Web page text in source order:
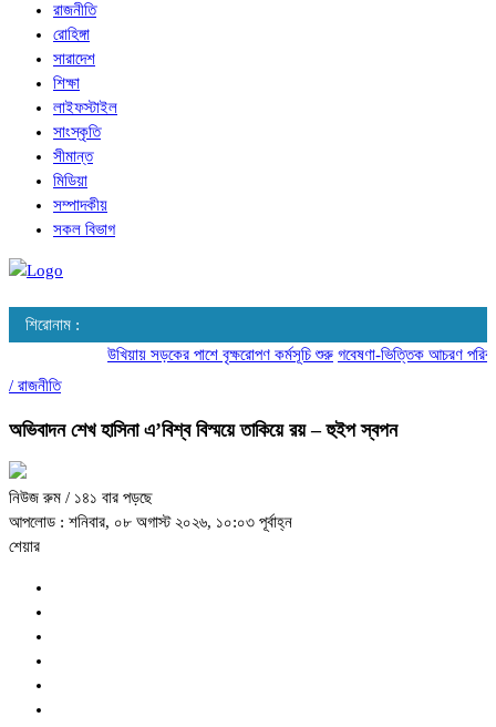
রাজনীতি
রোহিঙ্গা
সারাদেশ
শিক্ষা
লাইফস্টাইল
সাংস্কৃতি
সীমান্ত
মিডিয়া
সম্পাদকীয়
সকল বিভাগ
শিরোনাম :
উখিয়ায় সড়কের পাশে বৃক্ষরোপণ কর্মসূচি শুরু গবেষণা-ভিত্তিক আচরণ
/ রাজনীতি
অভিবাদন শেখ হাসিনা এ’বিশ্ব বিস্ময়ে তাকিয়ে রয় – হুইপ স্বপন
নিউজ রুম / ১৪১ বার পড়ছে
আপলোড : শনিবার, ০৮ অগাস্ট ২০২৬, ১০:০৩ পূর্বাহ্ন
শেয়ার